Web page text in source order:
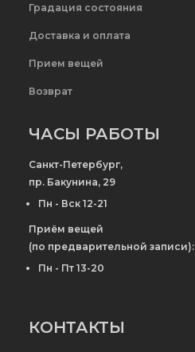
Градация состояния
Доставка и оплата
Прием вещей
Возврат
ЧАСЫ РАБОТЫ
Санкт-Петербург,
пр. Бакунина, 29
Пн - Вск 12-21
Приём вещей
(по предварительной записи):
Пн - Пт 13-20
КОНТАКТЫ